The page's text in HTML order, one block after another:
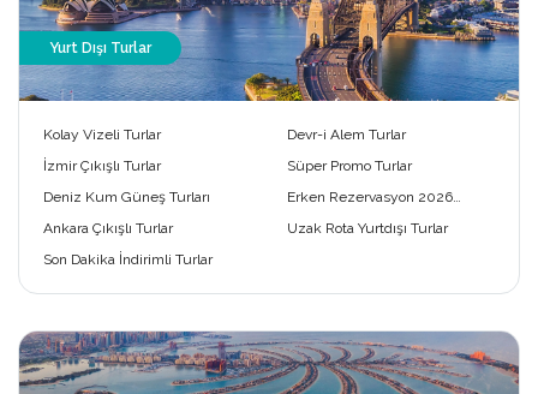
Yurt Dışı Turlar
Kolay Vizeli Turlar
Devr-i Alem Turlar
İzmir Çıkışlı Turlar
Süper Promo Turlar
Deniz Kum Güneş Turları
Erken Rezervasyon 2026
Ankara Çıkışlı Turlar
Uzak Rota Yurtdışı Turlar
Son Dakika İndirimli Turlar